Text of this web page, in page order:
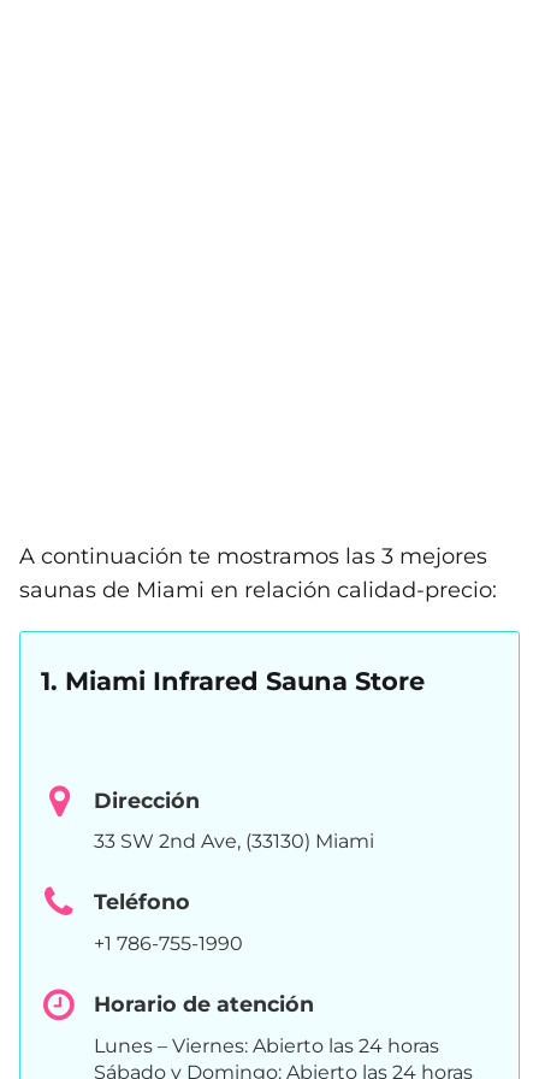
A continuación te mostramos las 3 mejores
saunas de Miami en relación calidad-precio:
1. Miami Infrared Sauna Store
Dirección
33 SW 2nd Ave, (33130) Miami
Teléfono
+1 786-755-1990
Horario de atención
Lunes – Viernes: Abierto las 24 horas
Sábado y Domingo: Abierto las 24 horas